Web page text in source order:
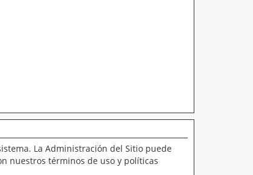
La Administración del Sitio puede
nuestros términos de uso y políticas